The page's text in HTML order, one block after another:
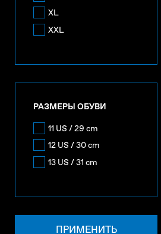
XL
XXL
РАЗМЕРЫ ОБУВИ
11 US / 29 cm
12 US / 30 cm
13 US / 31 cm
ПРИМЕНИТЬ